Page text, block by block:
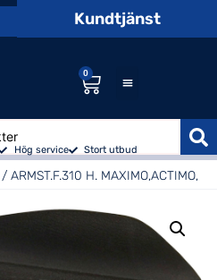
Kundtjänst
0
Hög service Stort utbud
/ ARMST.F.310 H. MAXIMO,ACTIMO,